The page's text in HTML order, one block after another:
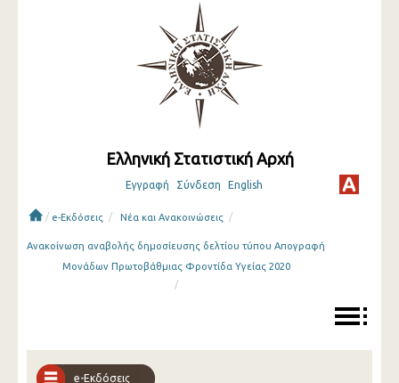
Ελληνική Στατιστική Αρχή
Εγγραφή Σύνδεση English
/ e-Εκδόσεις / Νέα και Ανακοινώσεις /
Ανακοίνωση αναβολής δημοσίευσης δελτίου τύπου Απογραφή
Μονάδων Πρωτοβάθμιας Φροντίδα Υγείας 2020
/
e-Εκδόσεις